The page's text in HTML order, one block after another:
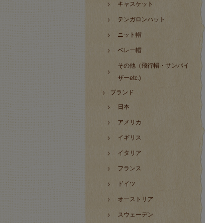
キャスケット
テンガロンハット
ニット帽
ベレー帽
その他（飛行帽・サンバイ
ザーetc.)
ブランド
日本
アメリカ
イギリス
イタリア
フランス
ドイツ
オーストリア
スウェーデン